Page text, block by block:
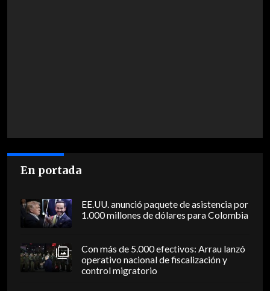
En portada
EE.UU. anunció paquete de asistencia por
1.000 millones de dólares para Colombia
Con más de 5.000 efectivos: Arrau lanzó
operativo nacional de fiscalización y
control migratorio